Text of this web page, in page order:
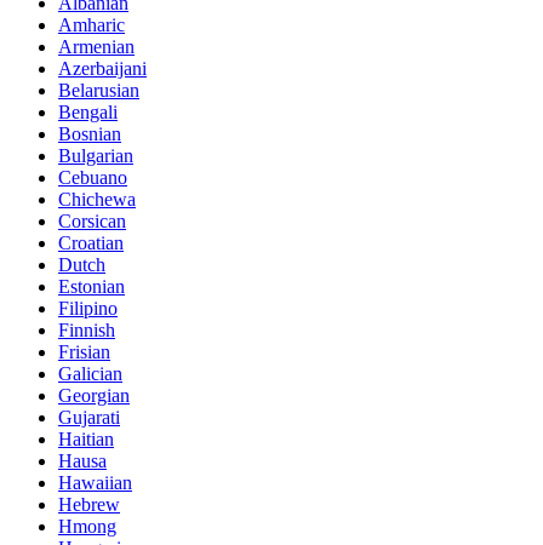
Amharic
Armenian
Azerbaijani
Belarusian
Bengali
Bosnian
Bulgarian
Cebuano
Chichewa
Corsican
Croatian
Dutch
Estonian
Filipino
Finnish
Frisian
Galician
Georgian
Gujarati
Haitian
Hausa
Hawaiian
Hebrew
Hmong